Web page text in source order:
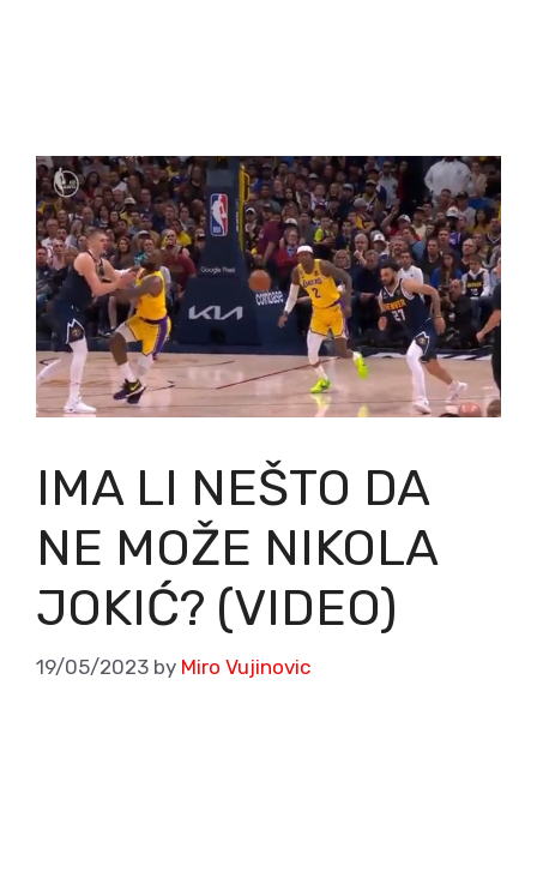
IMA LI NEŠTO DA
NE MOŽE NIKOLA
JOKIĆ? (VIDEO)
19/05/2023 by Miro Vujinovic